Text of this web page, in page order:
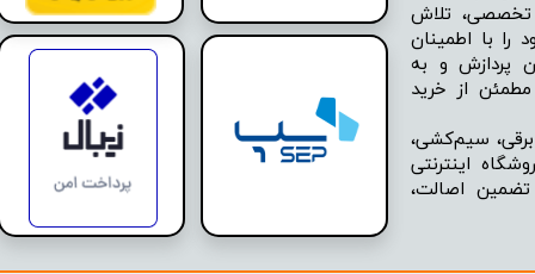
تخصصی، تلاش
را با اطمینان
پردازش و به
از خرید
برقی، سیم‌کشی،
اینترنتی
تضمین اصالت،